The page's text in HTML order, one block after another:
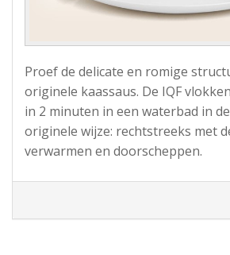
Proef de delicate en romige
originele kaassaus. De IQF
in 2 minuten in een waterbad in
originele wijze: rechtstreeks met
verwarmen en doorscheppen.